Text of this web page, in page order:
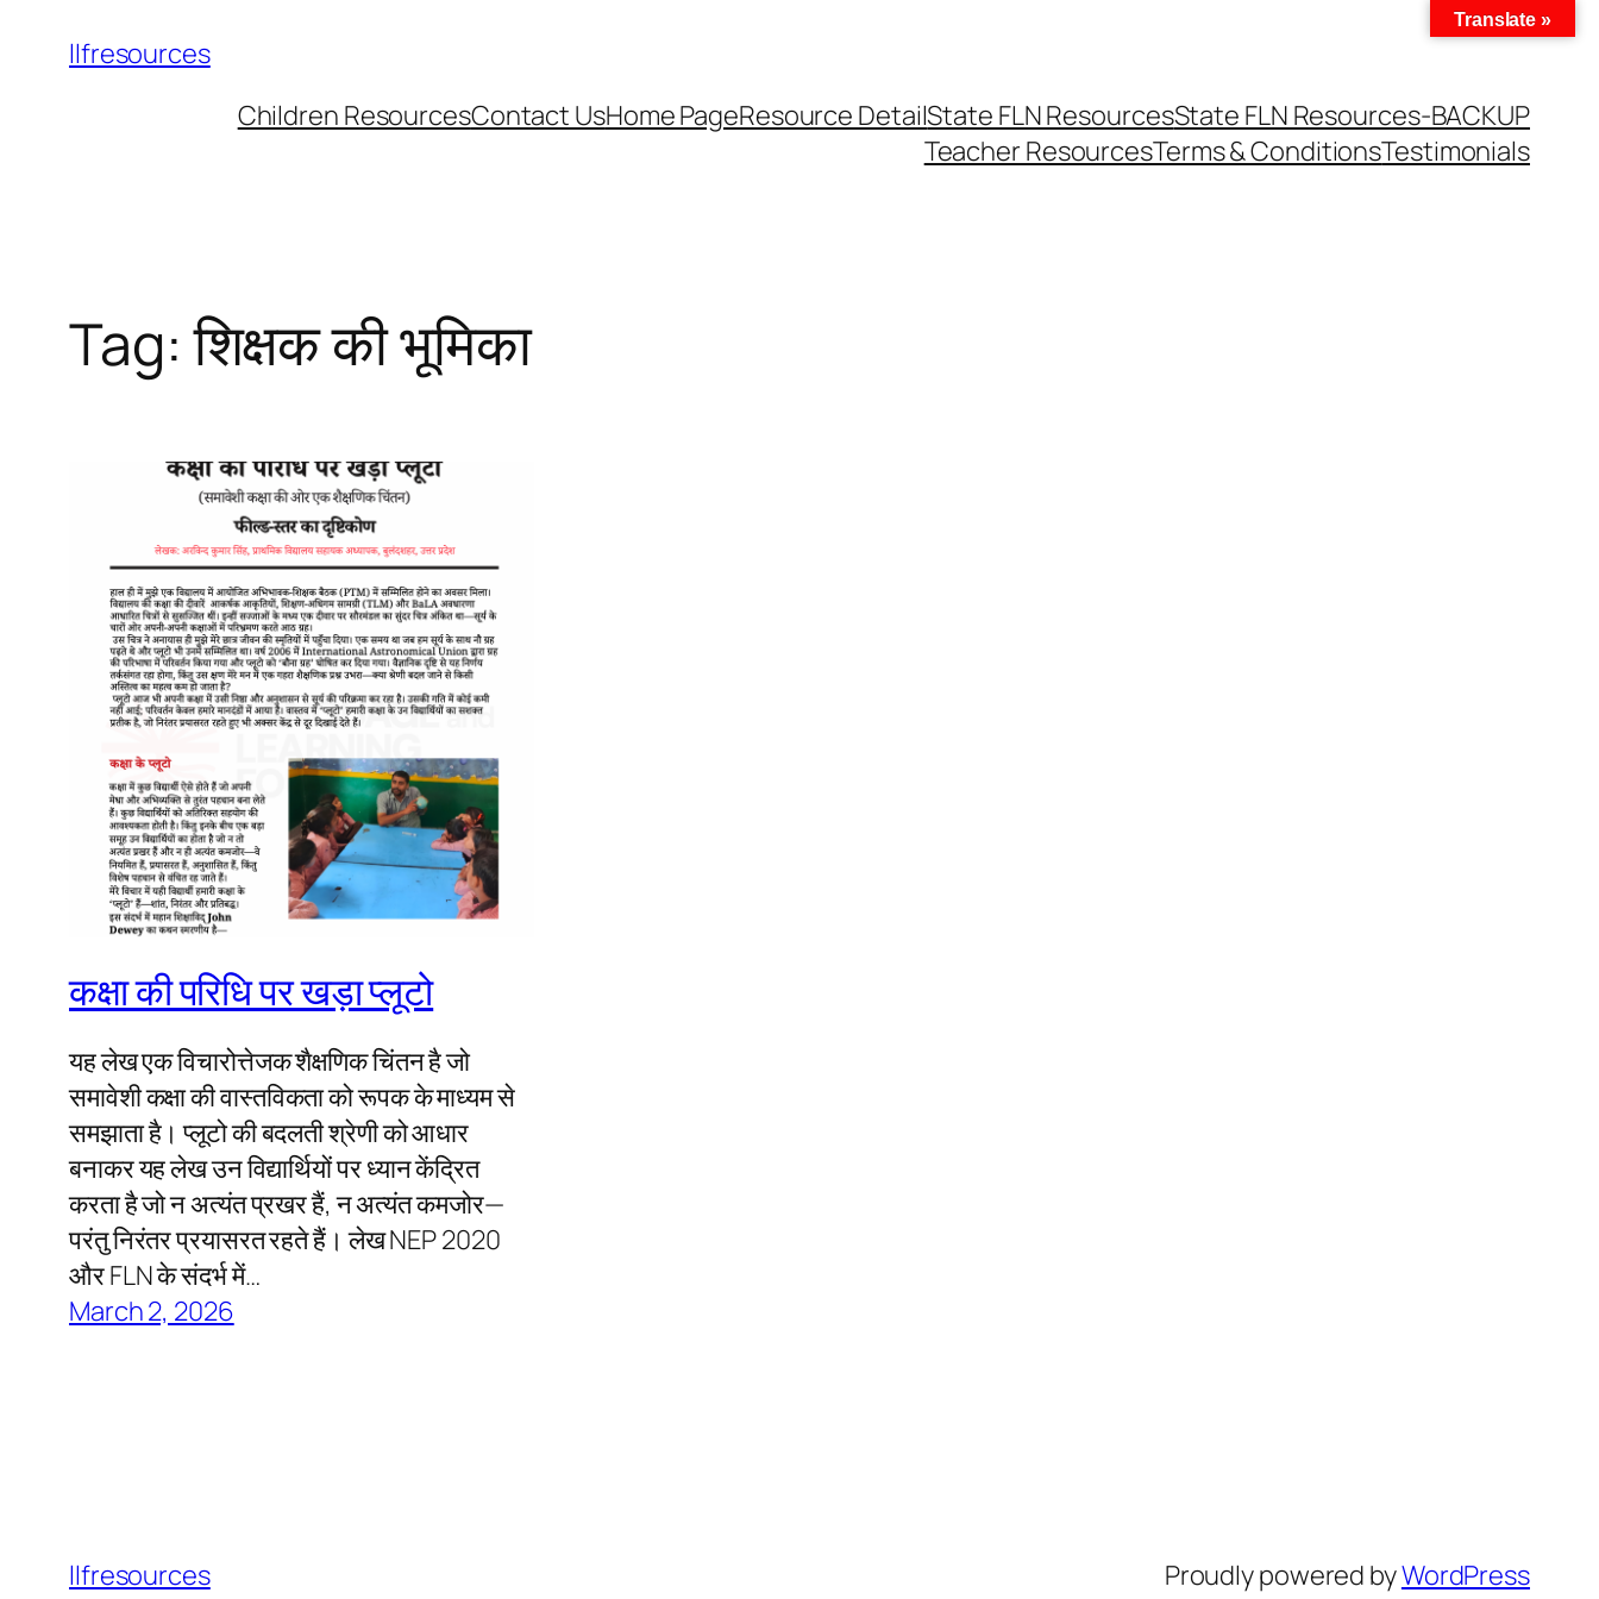
llfresources
Children ResourcesContact UsHome PageResource DetailState FLN ResourcesState FLN Resources-BACKUP
Teacher ResourcesTerms & ConditionsTestimonials
Tag:शिक्षक की भूमिका
कक्षा की परिधि पर खड़ा प्लूटो
यह लेख एक विचारोत्तेजक शैक्षणिक चिंतन है जो
समावेशी कक्षा की वास्तविकता को रूपक के माध्यम से
समझाता है। प्लूटो की बदलती श्रेणी को आधार
बनाकर यह लेख उन विद्यार्थियों पर ध्यान केंद्रित
करता है जो न अत्यंत प्रखर हैं, न अत्यंत कमजोर—
परंतु निरंतर प्रयासरत रहते हैं। लेख NEP 2020
और FLN के संदर्भ में…
March 2, 2026
llfresources Proudly powered byWordPress
Translate »